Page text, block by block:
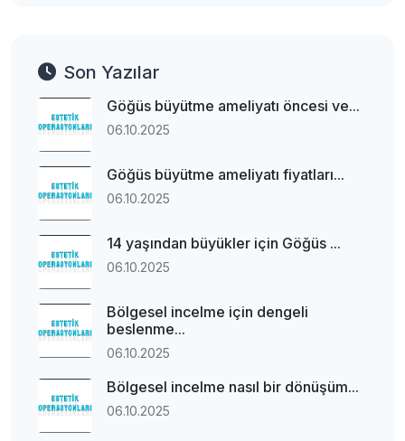
Son Yazılar
Göğüs büyütme ameliyatı öncesi ve...
06.10.2025
Göğüs büyütme ameliyatı fiyatları...
06.10.2025
14 yaşından büyükler için Göğüs ...
06.10.2025
Bölgesel incelme için dengeli
beslenme...
06.10.2025
Bölgesel incelme nasıl bir dönüşüm...
06.10.2025